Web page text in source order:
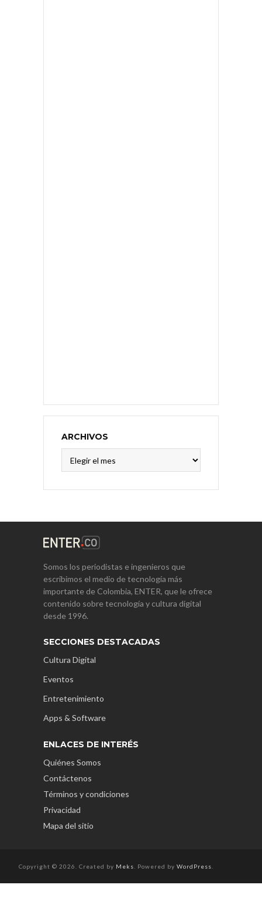
ARCHIVOS
Somos los periodistas e ingenieros que
escribimos el medio de tecnología más
importante de Colombia, ENTER, que le ofrece
contenido sobre tecnología y cultura digital
desde 1996.
SECCIONES DESTACADAS
Cultura Digital
Eventos
Entretenimiento
Apps & Software
ENLACES DE INTERÉS
Quiénes Somos
Contáctenos
Términos y condiciones
Privacidad
Mapa del sitio
Copyright © 2026. Created by Meks . Powered by WordPress